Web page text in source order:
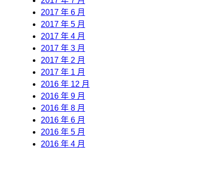
2017 年 6 月
2017 年 5 月
2017 年 4 月
2017 年 3 月
2017 年 2 月
2017 年 1 月
2016 年 12 月
2016 年 9 月
2016 年 8 月
2016 年 6 月
2016 年 5 月
2016 年 4 月